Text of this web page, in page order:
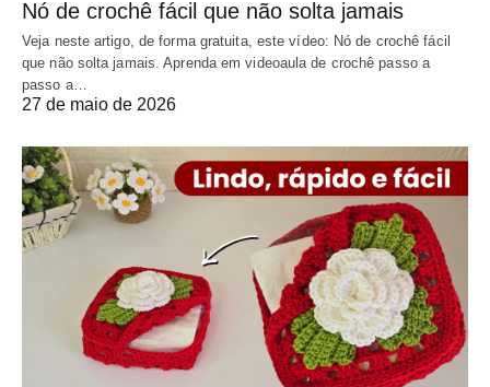
Nó de crochê fácil que não solta jamais
Veja neste artigo, de forma gratuita, este vídeo: Nó de crochê fácil
que não solta jamais. Aprenda em videoaula de crochê passo a
passo a…
27 de maio de 2026